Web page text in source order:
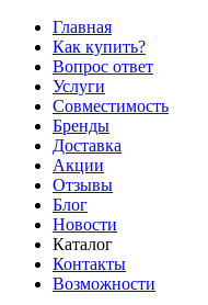
Главная
Как купить?
Вопрос ответ
Услуги
Совместимость
Бренды
Доставка
Акции
Отзывы
Блог
Новости
Каталог
Контакты
Возможности